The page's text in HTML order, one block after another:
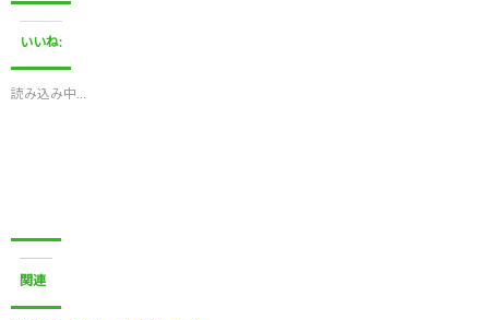
し
て
T
w
t
t
e
ィ
ン
で
いいね:
読み込み中…
関連